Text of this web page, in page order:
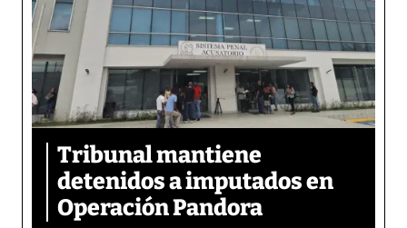
Tribunal mantiene
detenidos a imputados en
Operación Pandora